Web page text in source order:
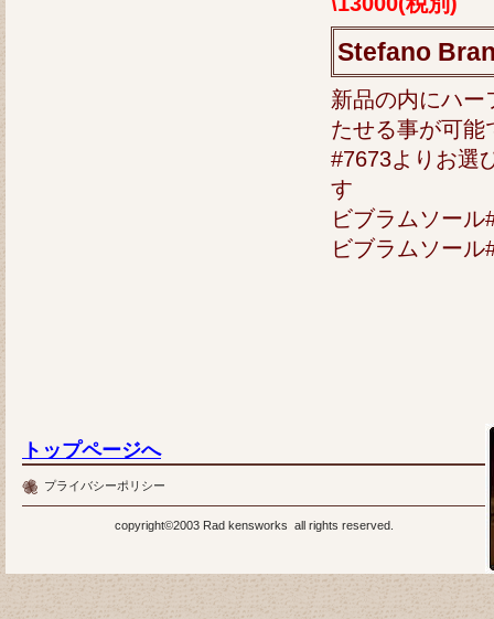
Stefano
新品の内にハー
たせる事が可能
#7673よりお選
す
ビブラムソー
ビブラムソー
トップページへ
プライバシーポリシー
copyright©2003 Rad kensworks all rights reserved.